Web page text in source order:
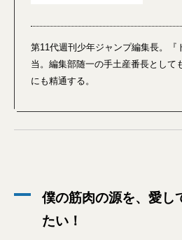
第11代週刊少年ジャンプ編集長。『
当。編集部随一の手土産番長として
にも精通する。
僕の筋肉の源を、愛し
たい！